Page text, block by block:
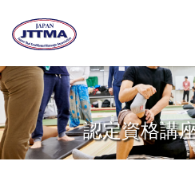
認定資格講